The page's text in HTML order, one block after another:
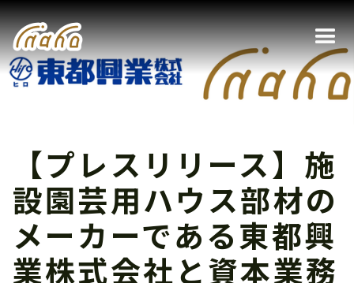
【プレスリリース】施
設園芸用ハウス部材の
メーカーである東都興
業株式会社と資本業務